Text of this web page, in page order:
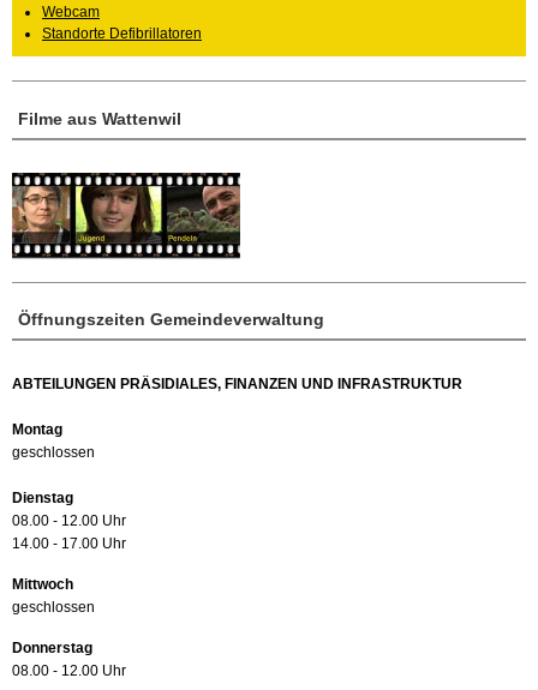
Öffnungszeiten Gemeindeverwaltung
ABTEILUNGEN PRÄSIDIALES, FINANZEN UND INFRASTRUKTUR
Montag
geschlossen
Dienstag
08.00 - 12.00 Uhr
14.00 - 17.00 Uhr
Mittwoch
geschlossen
Donnerstag
08.00 - 12.00 Uhr
Filme aus Wattenwil
Webcam
Standorte Defibrillatoren